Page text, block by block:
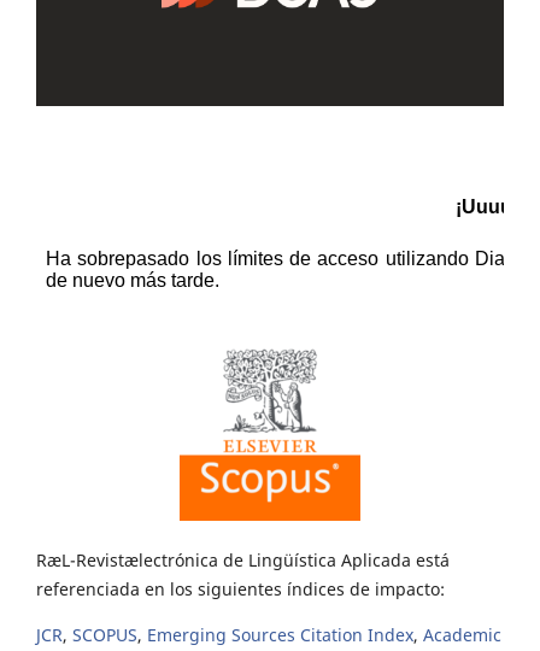
RæL-Revistælectrónica de Lingüística Aplicada está
referenciada en los siguientes índices de impacto:
JCR, SCOPUS, Emerging Sources Citation Index, Academic